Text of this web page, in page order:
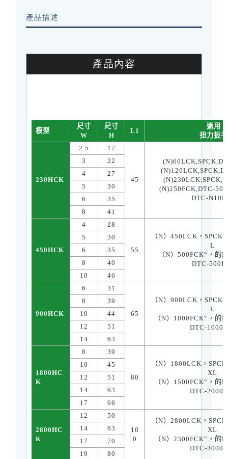
產品描述
產品內容
模型
尺寸
W
尺寸
H
L1
適用
扭力扳手
230HCK
2.5 17
45
(N)250FCK,DTC-
DTC-
3
22
4
27
5
30
6
35
8
41
450HCK
4 28
55
（N）450LCK ，SPCK
L
（N）500FCK“ ，的
DTC-
5
30
6
35
8
40
10
46
900HCK
6 31
65
（N）900LCK ，SPCK
L
（N） 1000FCK“ ，的
DTC-
8
39
10
44
12
51
14
63
1800HC
K
8 39
80
（N） 1800LCK ， SPCK
XL
（N） 1500FCK“ ，的
DTC-
10
45
12
51
14
63
17
66
2800HC
K
12
50
10
0
（N） 2800LCK ， SPCK
XL
（N）2300FCK“ ，的
DTC-
14
63
17
70
19
80